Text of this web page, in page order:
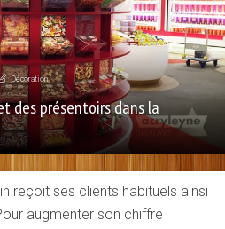
Décoration
des présentoirs dans la
reçoit ses clients habituels ainsi
augmenter son chiffre